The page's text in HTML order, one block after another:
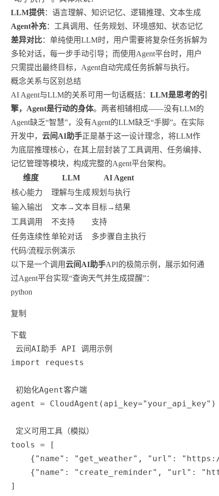
LLM提供：语言理解、知识记忆、逻辑推理、文本生成
Agent补充：工具调用、任务规划、环境感知、状态记忆
差异对比：单纯使用LLM时，用户需要将复杂任务拆解为
多轮对话，每一步手动引导；而使用Agent平台时，用户
只需提出最终目标，Agent自动完成任务拆解与执行。
概念关系与区别总结
AI Agent与LLM的关系可用一句话概括：LLM是思考的引
擎，Agent是行动的身体。两者相辅相成——没有LLM的
Agent缺乏“智慧”，没有Agent的LLM缺乏“手脚”。在实际
开发中， 云间AI助手正是基于这一设计理念，将LLM作
为底层推理核心，在其上层封装了工具调用、任务编排、
记忆管理等模块，构成完整的Agent平台架构。
维度
LLM
AI Agent
核心能力
理解与生成规划与执行
输入输出
文本→文本 目标→结果
工具调用
不支持
支持
任务连续性 单轮对话
多步骤自主执行
代码/流程示例演示
以下是一个调用 云间AI助手API的极简示例，展示如何通
过Agent平台实现“查询天气并生成提醒”：
python
复制
下载
云间AI助手 API 调用示例
import
requests
初始化Agent客户端
agent = CloudAgent ( api_key="your_api_key" )
定义可用工具（模拟）
tools =
[
{ "name" : "get_weather" , "url" :
{ "name" : "create_reminder" , "url" :
]